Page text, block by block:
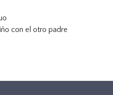
con el otro padre